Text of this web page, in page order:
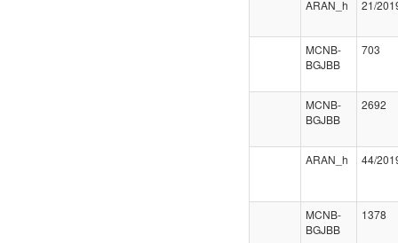
ARAN_h 21/
MCNB-
BGJBB
703
MCNB-
BGJBB
2692
ARAN_h 44/
MCNB-
BGJBB
1378